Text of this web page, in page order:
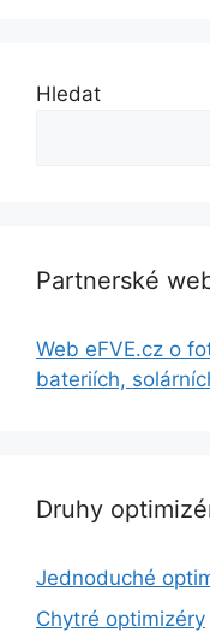
Hledat
Partnerské
Web eFVE.cz o
bateriích,
Druhy
Jednoduché
Chytré optimizéry